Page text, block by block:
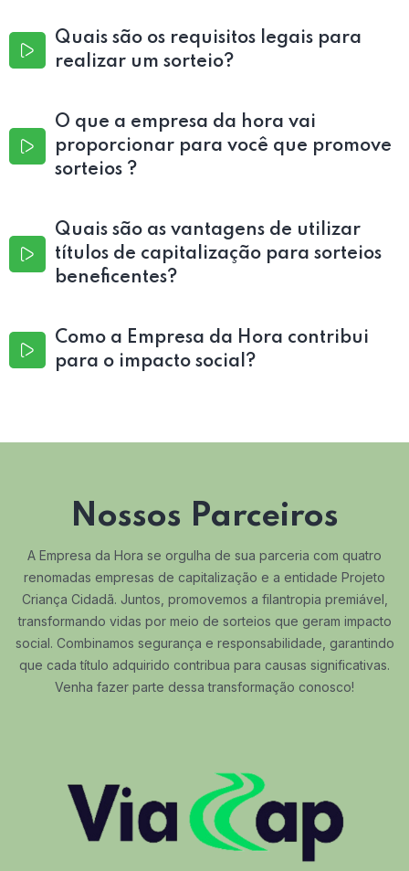
Quais são os requisitos legais para
realizar um sorteio?
O que a empresa da hora vai
proporcionar para você que promove
sorteios ?
Quais são as vantagens de utilizar
títulos de capitalização para sorteios
beneficentes?
Como a Empresa da Hora contribui
para o impacto social?
Nossos Parceiros
A Empresa da Hora se orgulha de sua parceria com quatro
renomadas empresas de capitalização e a entidade Projeto
Criança Cidadã. Juntos, promovemos a filantropia premiável,
transformando vidas por meio de sorteios que geram impacto
social. Combinamos segurança e responsabilidade, garantindo
que cada título adquirido contribua para causas significativas.
Venha fazer parte dessa transformação conosco!